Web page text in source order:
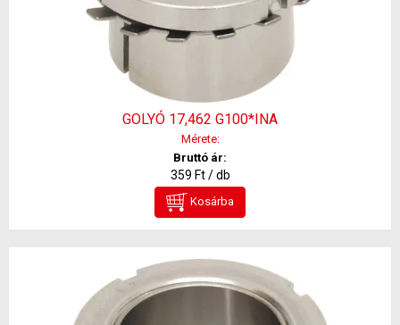
GOLYÓ 17,462 G100*INA
Mérete:
Bruttó ár:
359 Ft / db
Kosárba